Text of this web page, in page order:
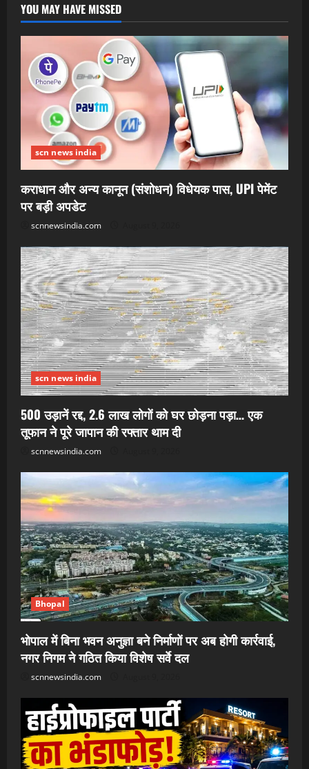
YOU MAY HAVE MISSED
scn news india
कराधान और अन्य कानून (संशोधन) विधेयक पास, UPI पेमेंट
पर बड़ी अपडेट
scnnewsindia.com
scn news india
500 उड़ानें रद्द, 2.6 लाख लोगों को घर छोड़ना पड़ा… एक
तूफान ने पूरे जापान की रफ्तार थाम दी
scnnewsindia.com
Bhopal
भोपाल में बिना भवन अनुज्ञा बने निर्माणों पर अब होगी कार्रवाई,
नगर निगम ने गठित किया विशेष सर्वे दल
scnnewsindia.com